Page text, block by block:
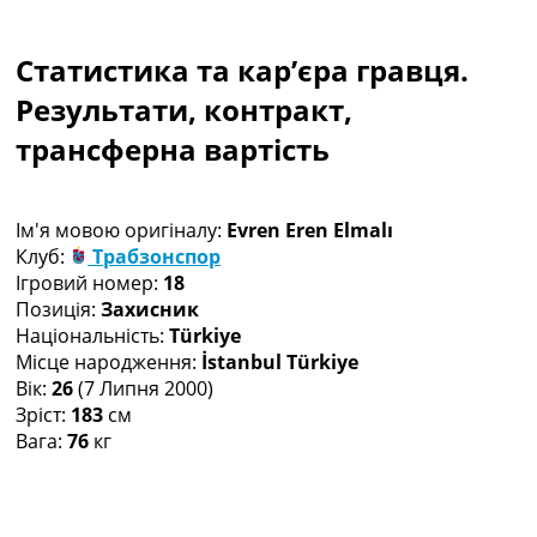
Чемпіонат Світу
Україна. Прем’єр-Ліга
Україна. Перша Ліга
Ліга Чемпіонів
Ще Турніри >>>
Таблиці
Чемпіонат Світу. Турнирні таблиці
Таблиця УПЛ
Перша Ліга
Таблиця АПЛ
Таблиця Ла Ліги
Таблиця Ліги Чемпіонів
Всі таблиці >>>
Статистика та кар’єра гравця.
Результати, контракт,
трансферна вартість
Ім'я мовою оригіналу: Evren Eren Elmalı
Клуб:
Трабзонспор
Ігровий номер: 18
Позиція: Захисник
Національність: Türkiye
Місце народження: İstanbul Türkiye
Вік: 26(7 Липня 2000)
Зріст: 183 см
Вага: 76 кг